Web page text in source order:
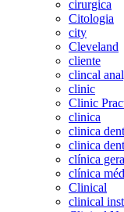
cirurgica
Citologia
city
Cleveland
cliente
clincal
clinic
Clinic
clinica
clinica
clinica
clínica
clínica
Clinical
clinical